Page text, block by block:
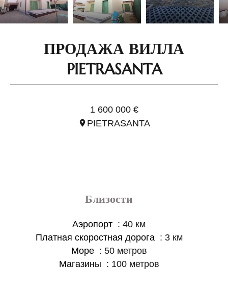
ПРОДАЖА ВИЛЛА
PIETRASANTA
1 600 000 €
PIETRASANTA
Близости
Аэропорт
40 км
Платная скоростная дорога
3 км
Море
50 метров
Магазины
100 метров